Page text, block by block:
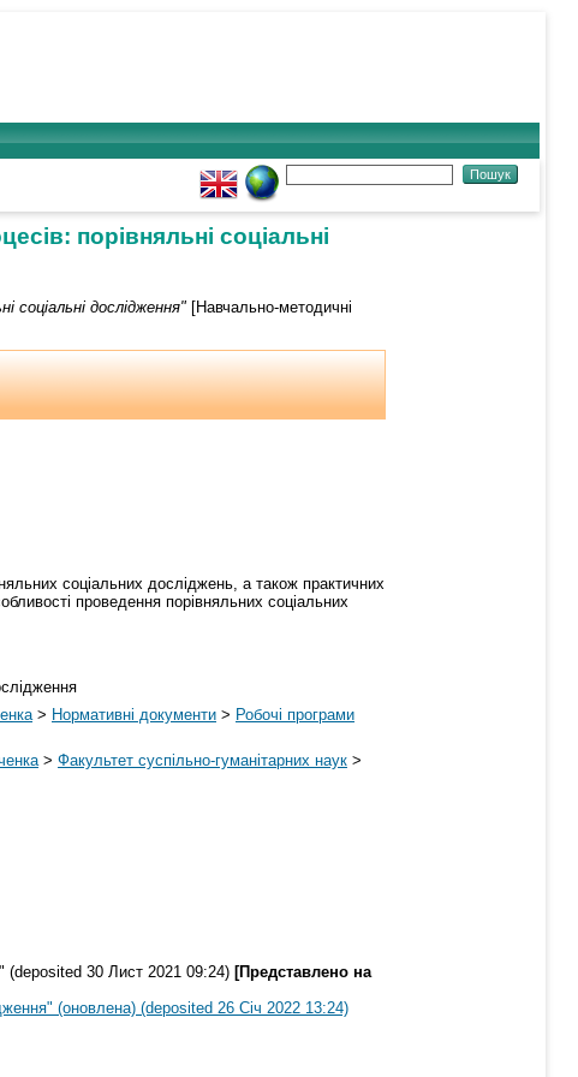
порівняльні соціальні
соціальні дослідження" [Навчально-методичні
соціальних досліджень, а також практичних
проведення порівняльних соціальних
> Нормативні документи > Робочі програми
> Факультет суспільно-гуманітарних наук >
(deposited 30 Лист 2021 09:24) [Представлено на
(оновлена) (deposited 26 Січ 2022 13:24)